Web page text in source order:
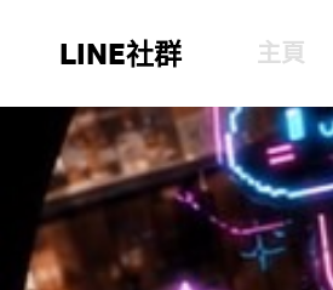
LINE社群 主頁